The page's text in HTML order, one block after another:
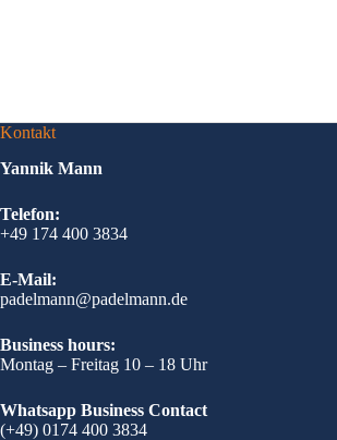
Kontakt
Yannik Mann
Telefon:
+49 174 400 3834
E-Mail:
padelmann@padelmann.de
Business hours:
Montag – Freitag 10 – 18 Uhr
Whatsapp Business Contact
(+49) 0174 400 3834